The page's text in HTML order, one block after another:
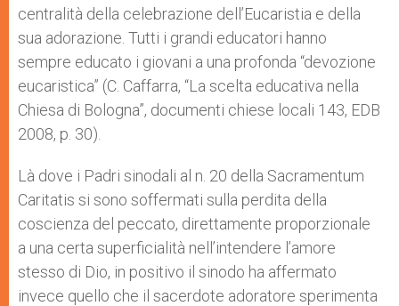
centralità della celebrazione dell’Eucaristia e della
sua adorazione. Tutti i grandi educatori hanno
sempre educato i giovani a una profonda “devozione
eucaristica” (C. Caffarra, “La scelta educativa nella
Chiesa di Bologna”, documenti chiese locali 143, EDB
2008, p. 30).
Là dove i Padri sinodali al n. 20 della Sacramentum
Caritatis si sono soffermati sulla perdita della
coscienza del peccato, direttamente proporzionale
a una certa superficialità nell’intendere l’amore
stesso di Dio, in positivo il sinodo ha affermato
invece quello che il sacerdote adoratore sperimenta